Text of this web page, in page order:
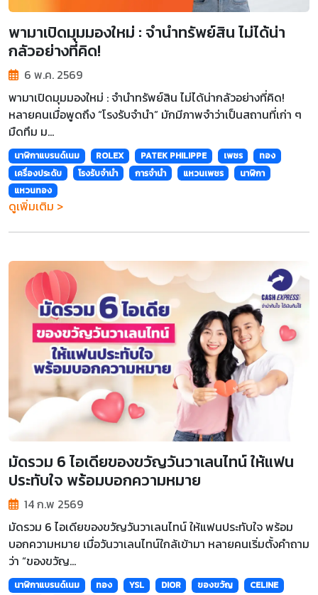
พามาเปิดมุมมองใหม่ : จำนำทรัพย์สิน ไม่ได้น่า
กลัวอย่างที่คิด!
6 พ.ค. 2569
พามาเปิดมุมมองใหม่ : จำนำทรัพย์สิน ไม่ได้น่ากลัวอย่างที่คิด!
หลายคนเมื่อพูดถึง “โรงรับจำนำ” มักมีภาพจำว่าเป็นสถานที่เก่า ๆ
มืดทึม ม...
นาฬิกาแบรนด์เนม ROLEX PATEK PHILIPPE เพชร
ทอง
เครื่องประดับ
โรงรับจำนำ การจำนำ แหวนเพชร
นาฬิกา
แหวนทอง
ดูเพิ่มเติม >
มัดรวม 6 ไอเดียของขวัญวันวาเลนไทน์ ให้แฟน
ประทับใจ พร้อมบอกความหมาย
14 ก.พ 2569
มัดรวม 6 ไอเดียของขวัญวันวาเลนไทน์ ให้แฟนประทับใจ พร้อม
บอกความหมาย เมื่อวันวาเลนไทน์ใกล้เข้ามา หลายคนเริ่มตั้งคำถาม
ว่า “ของขวัญ...
นาฬิกาแบรนด์เนม ทอง YSL DIOR ของขวัญ
CELINE